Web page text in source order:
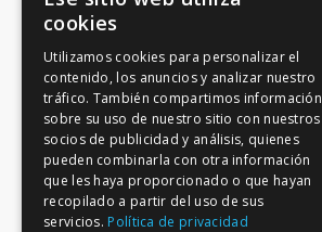
cookies
Utilizamos cookies para personalizar el
contenido, los anuncios y analizar nuestro
tráfico. También compartimos información
sobre su uso de nuestro sitio con nuestros
socios de publicidad y análisis, quienes
pueden combinarla con otra información
que les haya proporcionado o que hayan
recopilado a partir del uso de sus
servicios. Política de privacidad